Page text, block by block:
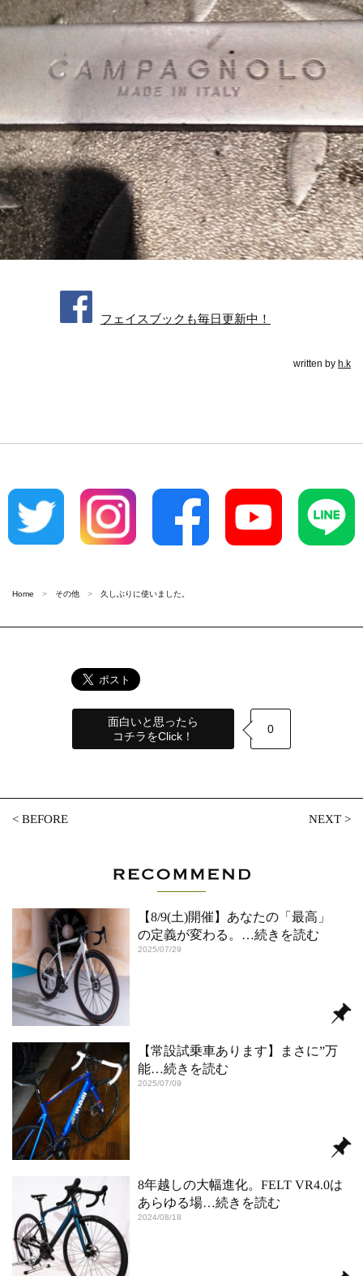
フェイスブックも毎日更新中！
written by h.k
Home その他 久しぶりに使いました。
面白いと思ったら
コチラをClick！
0
<BEFORE NEXT>
【8/9(土)開催】あなたの「最高」
の定義が変わる。 …続きを読む
2025/07/29
【常設試乗車あります】まさに”万
能…続きを読む
2025/07/09
8年越しの大幅進化。FELT VR4.0は
あらゆる場…続きを読む
2024/08/18